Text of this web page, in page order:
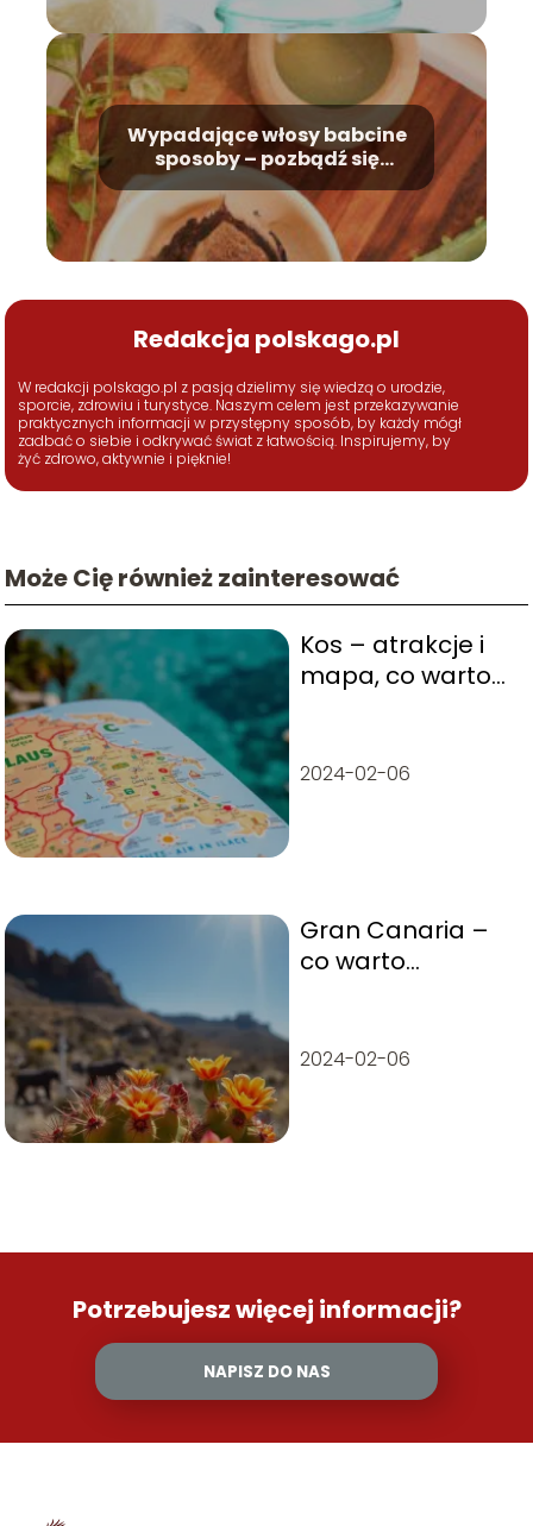
Wypadające włosy babcine
sposoby – pozbądź się
problemu
Redakcja polskago.pl
W redakcji polskago.pl z pasją dzielimy się wiedzą o urodzie,
sporcie, zdrowiu i turystyce. Naszym celem jest przekazywanie
praktycznych informacji w przystępny sposób, by każdy mógł
zadbać o siebie i odkrywać świat z łatwością. Inspirujemy, by
żyć zdrowo, aktywnie i pięknie!
Może Cię również zainteresować
Kos – atrakcje i
mapa, co warto
2024-02-06
Gran Canaria –
co warto
atrakcje wyspy
2024-02-06
Potrzebujesz więcej informacji?
NAPISZ DO NAS